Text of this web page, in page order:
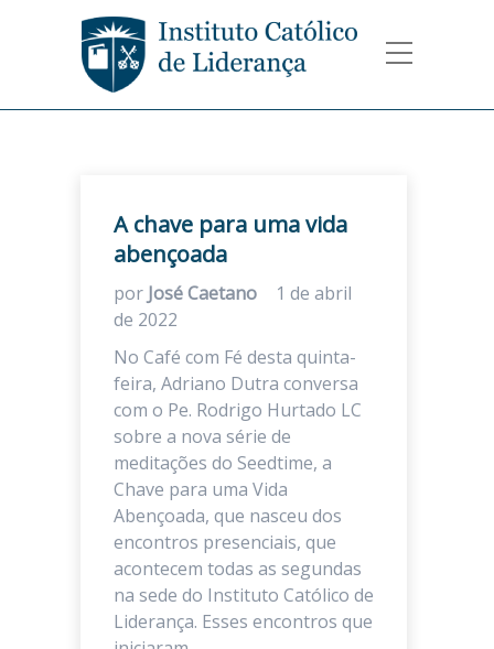
A chave para uma vida
abençoada
por José Caetano
1 de abril
de 2022
No Café com Fé desta quinta-
feira, Adriano Dutra conversa
com o Pe. Rodrigo Hurtado LC
sobre a nova série de
meditações do Seedtime, a
Chave para uma Vida
Abençoada, que nasceu dos
encontros presenciais, que
acontecem todas as segundas
na sede do Instituto Católico de
Liderança. Esses encontros que